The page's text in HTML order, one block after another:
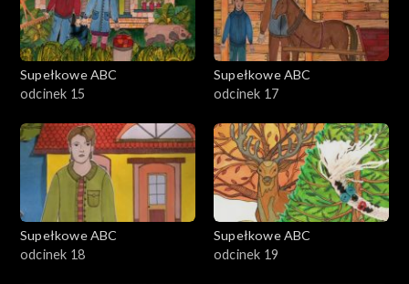
Supełkowe ABC
odcinek 15
Supełkowe ABC
odcinek 17
Supełkowe ABC
odcinek 18
Supełkowe ABC
odcinek 19